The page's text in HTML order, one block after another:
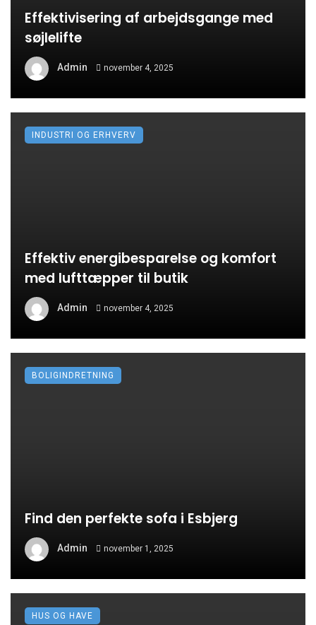
Effektivisering af arbejdsgange med
søjlelifte
Admin november 4, 2025
Effektiv energibesparelse og komfort
med lufttæpper til butik
Admin november 4, 2025
INDUSTRI OG ERHVERV
Find den perfekte sofa i Esbjerg
Admin november 1, 2025
BOLIGINDRETNING
HUS OG HAVE